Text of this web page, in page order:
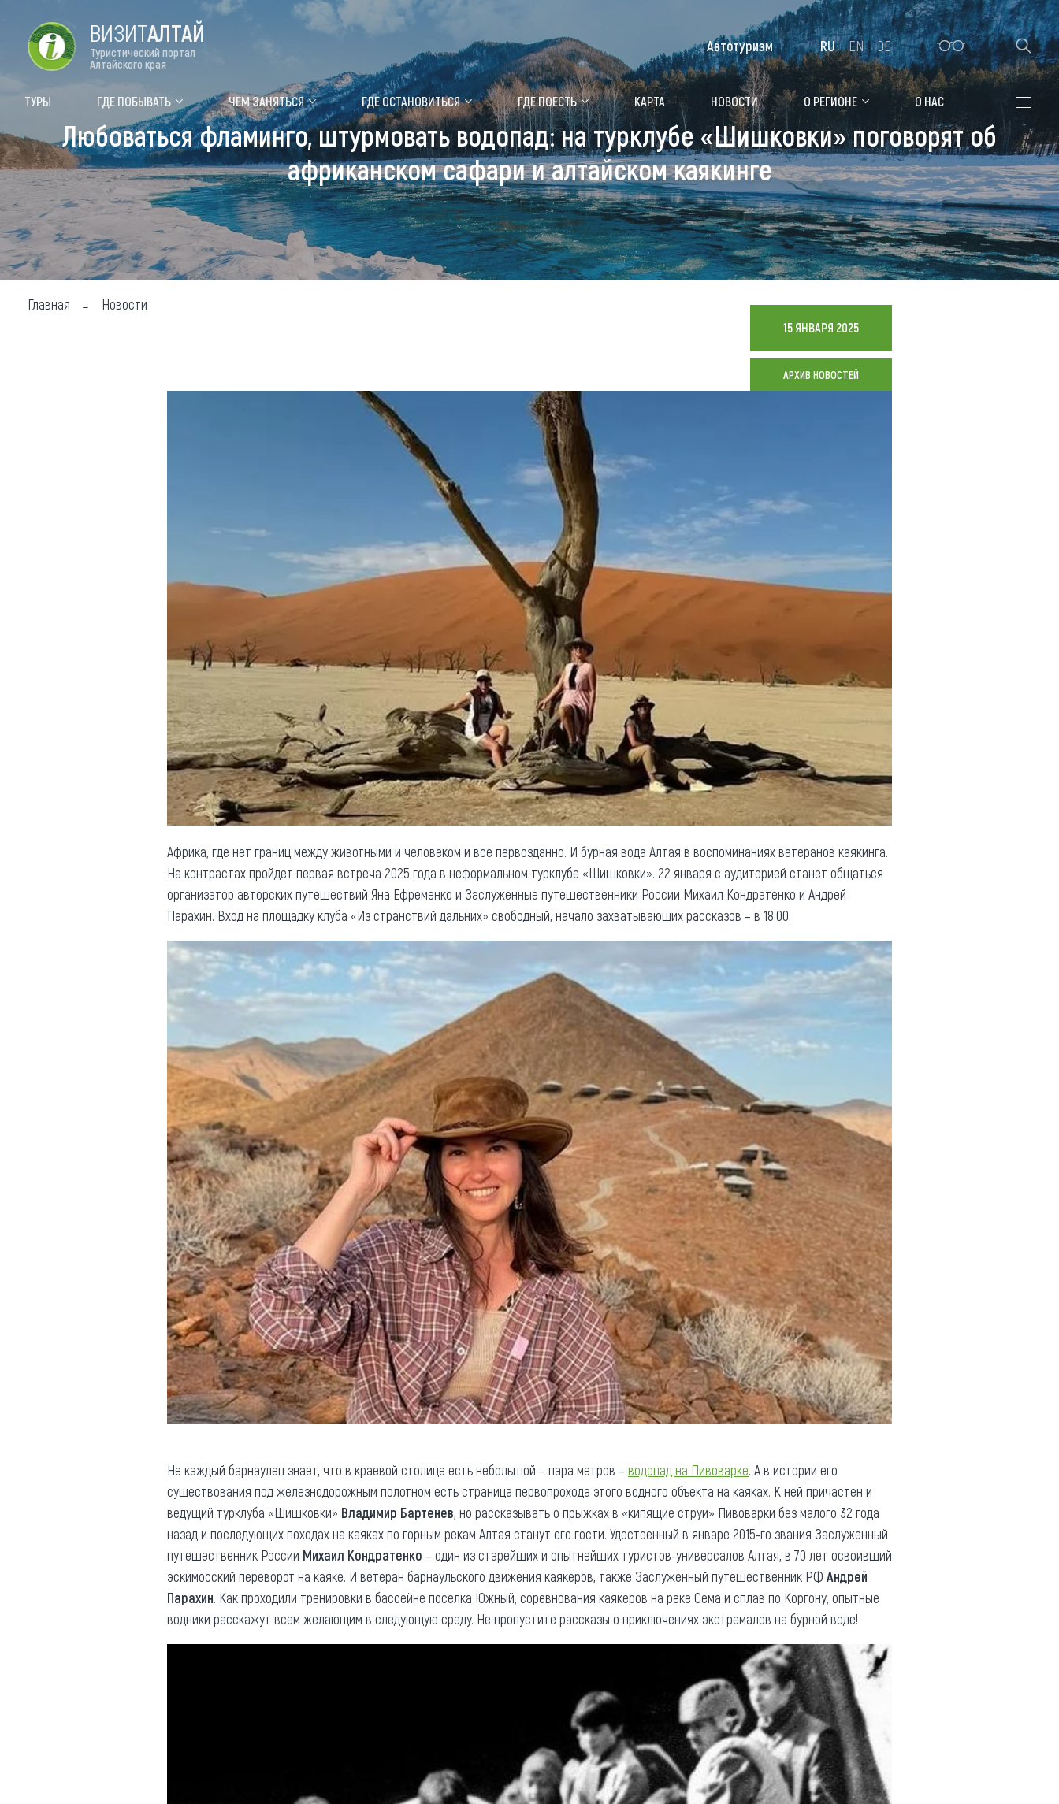
Форум VISIT ALTAI Цветение маральника Медицинский форум Алтайская зимовка
Туры Где побывать
Объекты природы
Объекты истории и культуры
Объекты развлечений
Топ туристических мест
Чем заняться
Календарь событий
Аудиогид
Мой маршрут
Где остановиться
Санатории
Гостиницы, отели
Коттеджи, базы
Сельские усадьбы
Мотели, придорожные отели
Новости
Что привезти (сувениры)
Общая информация
Как добраться
Люди, прославившие Алтай
Карты и буклеты
Коллекция впечатлений
Реестр туристических
Обращения граждан
Противодействие коррупции
ВИЗИТАЛТАЙ
Туристический портал
Алтайского края
ТУРЫ ГДЕ ПОБЫВАТЬ ЧЕМ ЗАНЯТЬСЯ ГДЕ ОСТАНОВИТЬСЯ ГДЕ ПОЕСТЬ КАРТА НОВОСТИ О РЕГИОНЕ О НАС
Автотуризм RU EN DE
Любоваться фламинго, штурмовать водопад: на турклубе «Шишковки» поговорят об
африканском сафари и алтайском каякинге
Главная Новости
15 ЯНВАРЯ 2025
АРХИВ НОВОСТЕЙ
Африка, где нет границ между животными и человеком и все первозданно. И бурная вода Алтая в воспоминаниях ветеранов каякинга.
На контрастах пройдет первая встреча 2025 года в неформальном турклубе «Шишковки». 22 января с аудиторией станет общаться
организатор авторских путешествий Яна Ефременко и Заслуженные путешественники России Михаил Кондратенко и Андрей
Парахин. Вход на площадку клуба «Из странствий дальних» свободный, начало захватывающих рассказов – в 18.00.
Не каждый барнаулец знает, что в краевой столице есть небольшой – пара метров – водопад на Пивоварке. А в истории его
существования под железнодорожным полотном есть страница первопрохода этого водного объекта на каяках. К ней причастен и
ведущий турклуба «Шишковки» Владимир Бартенев, но рассказывать о прыжках в «кипящие струи» Пивоварки без малого 32 года
назад и последующих походах на каяках по горным рекам Алтая станут его гости. Удостоенный в январе 2015-го звания Заслуженный
путешественник России Михаил Кондратенко – один из старейших и опытнейших туристов-универсалов Алтая, в 70 лет освоивший
эскимосский переворот на каяке. И ветеран барнаульского движения каякеров, также Заслуженный путешественник РФ Андрей
Парахин. Как проходили тренировки в бассейне поселка Южный, соревнования каякеров на реке Сема и сплав по Коргону, опытные
водники расскажут всем желающим в следующую среду. Не пропустите рассказы о приключениях экстремалов на бурной воде!